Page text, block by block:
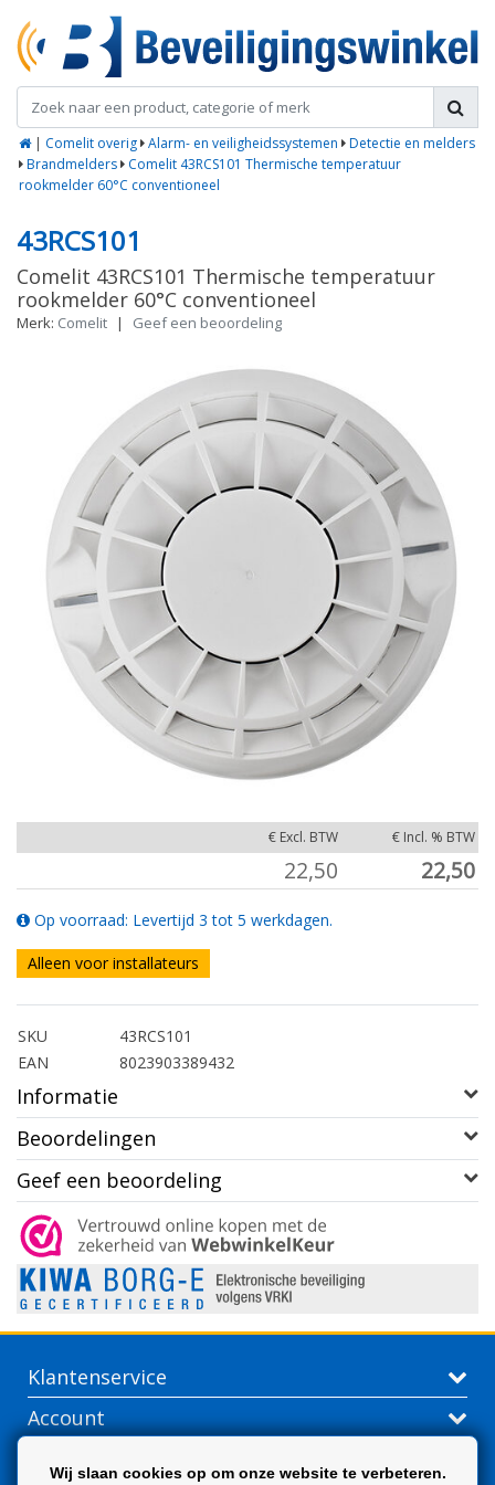
| Comelit overig Alarm- en veiligheidssystemen
Detectie en melders
Brandmelders
Comelit 43RCS101 Thermische temperatuur
rookmelder 60°C conventioneel
43RCS101
Comelit 43RCS101 Thermische temperatuur
rookmelder 60°C conventioneel
Merk: Comelit | Geef een beoordeling
€ Excl. BTW € Incl. % BTW
22,50 22,50
Op voorraad: Levertijd 3 tot 5 werkdagen.
Alleen voor installateurs
SKU
43RCS101
EAN
8023903389432
Informatie
Beoordelingen
Geef een beoordeling
Klantenservice
Account
Wij slaan cookies op om onze website te verbeteren.